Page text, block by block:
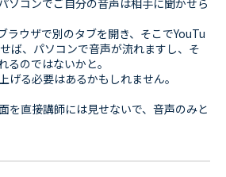
ソコンでご自分の音声は相手に聞かせら
ラウザで別のタブを開き、そこでYouTu
ば、パソコンで音声が流れますし、そ
るのではないかと。
げる必要はあるかもしれません。
を直接講師には見せないで、音声のみと